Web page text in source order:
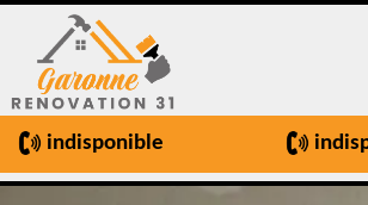
indisponible